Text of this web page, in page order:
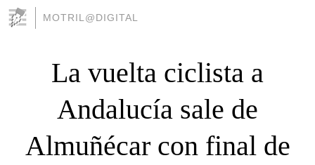
MOTRIL@DIGITAL
La vuelta ciclista a
Andalucía sale de
Almuñécar con final de